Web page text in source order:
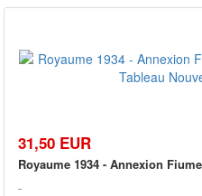
31,50 EUR
Royaume 1934 - Annexion